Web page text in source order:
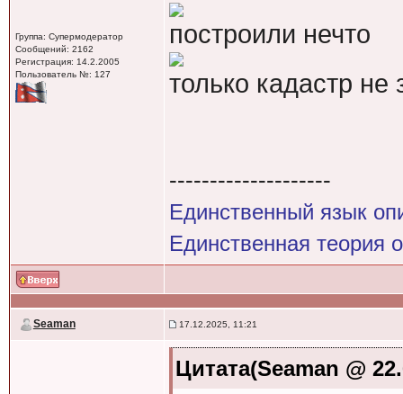
Группа: Супермодератор
Сообщений: 2162
Регистрация: 14.2.2005
Пользователь №: 127
построили нечто
только кадастр не
--------------------
Единственный язык
Единственная теория
Seaman 17.12.2025, 11:21
Цитата(Seaman @